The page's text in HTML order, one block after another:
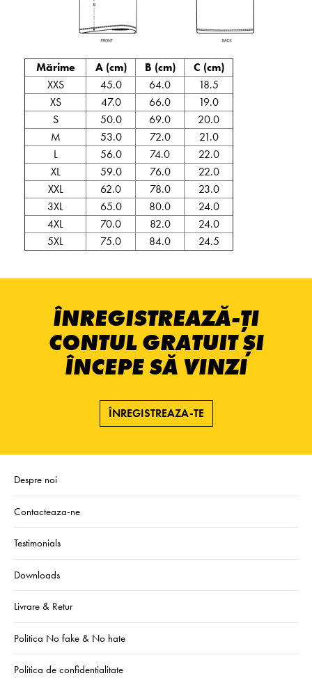
Mărime A (cm) B (cm)
C (cm)
XXS
45.0 64.0
18.5
XS
47.0 66.0
19.0
S
50.0 69.0
20.0
M
53.0 72.0
21.0
L
56.0 74.0
22.0
XL
59.0 76.0
22.0
XXL
62.0 78.0
23.0
3XL
65.0 80.0
24.0
4XL
70.0 82.0
24.0
5XL
75.0 84.0 24.5
ÎNREGISTREAZĂ-ȚI
CONTUL GRATUIT ȘI
ÎNCEPE SĂ VINZI
ÎNREGISTREAZA-TE
Despre noi
Contacteaza-ne
Testimonials
Downloads
Livrare & Retur
Politica No fake & No hate
Politica de confidentialitate